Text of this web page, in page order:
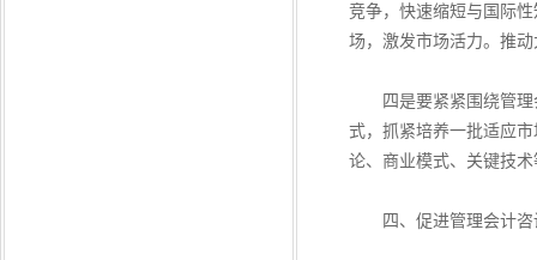
竞争，快速缩短与国际
场，激发市场活力。推
四是要紧紧围绕管理
式，抓紧培养一批适应
论、商业模式、关键技
四、促进管理会计咨